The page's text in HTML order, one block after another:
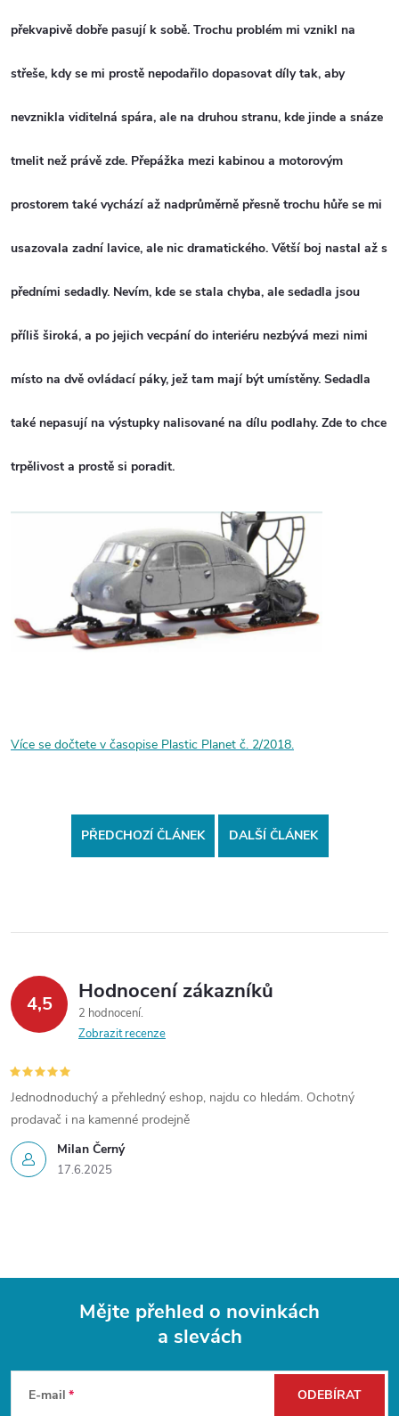
překvapivě dobře pasují k sobě. Trochu problém mi vznikl na
střeše, kdy se mi prostě nepodařilo dopasovat díly tak, aby
nevznikla viditelná spára, ale na druhou stranu, kde jinde a snáze
tmelit než právě zde. Přepážka mezi kabinou a motorovým
prostorem také vychází až nadprůměrně přesně trochu hůře se mi
usazovala zadní lavice, ale nic dramatického. Větší boj nastal až s
předními sedadly. Nevím, kde se stala chyba, ale sedadla jsou
příliš široká, a po jejich vecpání do interiéru nezbývá mezi nimi
místo na dvě ovládací páky, jež tam mají být umístěny. Sedadla
také nepasují na výstupky nalisované na dílu podlahy. Zde to chce
trpělivost a prostě si poradit.
Více se dočtete v časopise Plastic Planet č. 2/2018.
PŘEDCHOZÍ ČLÁNEK DALŠÍ ČLÁNEK
4,5 Hodnocení zákazníků
2 hodnocení
Zobrazit recenze
Milan Černý
17.6.2025
Jednodnoduchý a přehledný eshop, najdu co hledám. Ochotný
prodavač i na kamenné prodejně
Mějte přehled o novinkách
a slevách
E-mail ODEBÍRAT